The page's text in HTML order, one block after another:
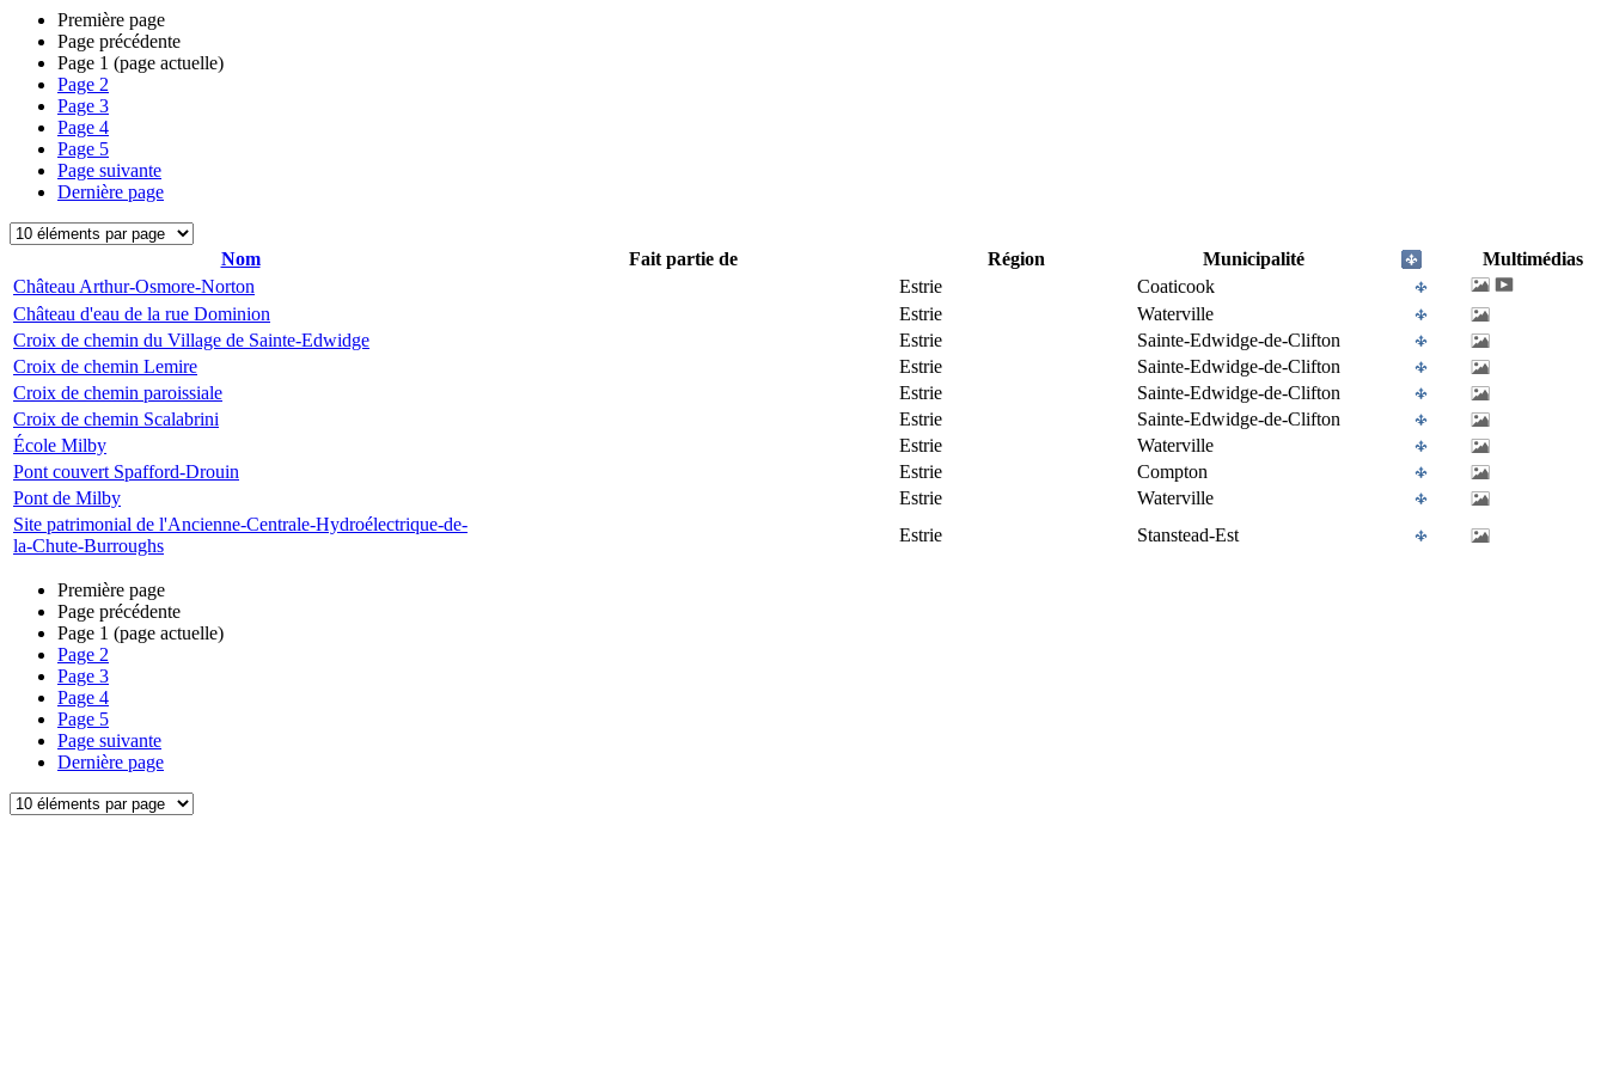
Première page
Page précédente
Page 1 (page actuelle)
Page 2
Page 3
Page 4
Page 5
Page suivante
Dernière page
Nom Fait partie de Région Municipalité
Multimédias
Château Arthur-Osmore-Norton
Estrie
Coaticook
Château d'eau de la rue Dominion
Estrie
Waterville
Croix de chemin du Village de Sainte-Edwidge
Estrie
Sainte-Edwidge-de-Clifton
Croix de chemin Lemire
Estrie
Sainte-Edwidge-de-Clifton
Croix de chemin paroissiale
Estrie
Sainte-Edwidge-de-Clifton
Croix de chemin Scalabrini
Estrie
Sainte-Edwidge-de-Clifton
École Milby
Estrie
Waterville
Pont couvert Spafford-Drouin
Estrie
Compton
Pont de Milby
Estrie
Waterville
Site patrimonial de l'Ancienne-Centrale-Hydroélectrique-de-
la-Chute-Burroughs
Estrie Stanstead-Est
Première page
Page précédente
Page 1 (page actuelle)
Page 2
Page 3
Page 4
Page 5
Page suivante
Dernière page